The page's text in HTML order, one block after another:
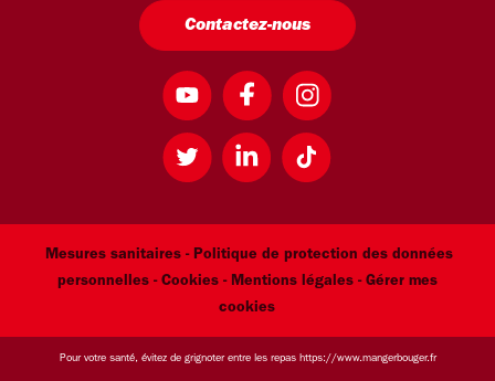
Contactez-nous
Mesures sanitaires - Politique de protection des données
personnelles - Cookies - Mentions légales - Gérer mes
cookies
Pour votre santé, évitez de grignoter entre les repas https://www.mangerbouger.fr